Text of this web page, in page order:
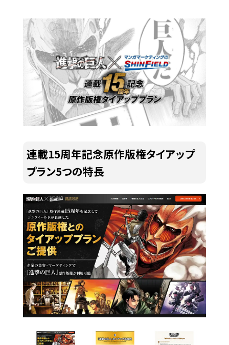
連載15周年記念原作版権タイアップ
プラン5つの特長